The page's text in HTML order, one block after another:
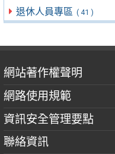
退休人員專區 ( 41 )
網站著作權聲明
網路使用規範
資訊安全管理要點
聯絡資訊